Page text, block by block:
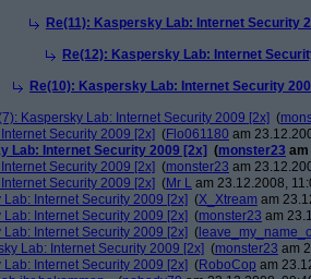
Re(11): Kaspersky Lab: Internet Security
Re(12): Kaspersky Lab: Internet
Re(10): Kaspersky Lab: Internet Security
Kaspersky Lab: Internet Security 2009 [2x] (
Security 2009 [2x] (Flo061180 am
Lab: Internet Security 2009 [2x] (monster23 am
Security 2009 [2x] (monster23 am
Security 2009 [2x] (Mr L am 23.12.2008,
Lab: Internet Security 2009 [2x] (X_Xtream am
Lab: Internet Security 2009 [2x] (monster23 am
Lab: Internet Security 2009 [2x] (
Lab: Internet Security 2009 [2x] (monster23 am
Lab: Internet Security 2009 [2x] (RoboCop am